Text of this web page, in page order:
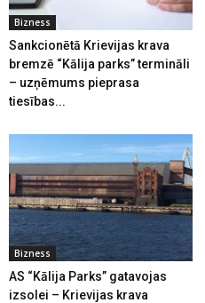
Bizness
Sankcionētā Krievijas krava
bremzē “Kālija parks” termināli
– uzņēmums pieprasa
tiesības...
Bizness
AS “Kālija Parks” gatavojas
izsolei – Krievijas krava